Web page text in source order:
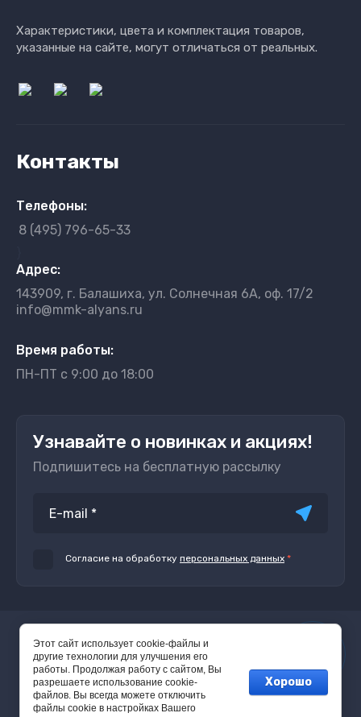
Характеристики, цвета и комплектация товаров,
указанные на сайте, могут отличаться от реальных.
Контакты
Телефоны:
8 (495) 796-65-33
Адрес:
143909, г. Балашиха, ул. Солнечная 6А, оф. 17/2
info@mmk-alyans.ru
Время работы:
ПН-ПТ с 9:00 до 18:00
Узнавайте о новинках и акциях!
Подпишитесь на бесплатную рассылку
Согласие на обработку персональных данных *
© 2016 - 2026
Этот сайт использует cookie-файлы и
другие технологии для улучшения его
работы. Продолжая работу с сайтом, Вы
разрешаете использование cookie-
файлов. Вы всегда можете отключить
файлы cookie в настройках Вашего
Хорошо